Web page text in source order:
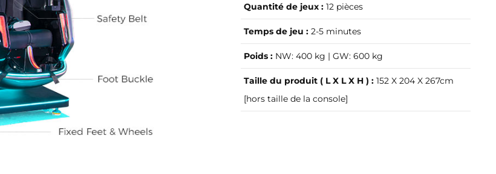
Quantité de jeux : 12 pièces
Temps de jeu : 2-5 minutes
Poids : NW: 400 kg | GW: 600 kg
Taille du produit ( L X L X H ) : 152 X 204 X 267cm
[hors taille de la console]